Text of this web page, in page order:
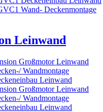
Wand- Deckenmontage
Leinwand
Großmotor Leinwand
Wandmontage
Leinwand
Großmotor Leinwand
Wandmontage
Leinwand